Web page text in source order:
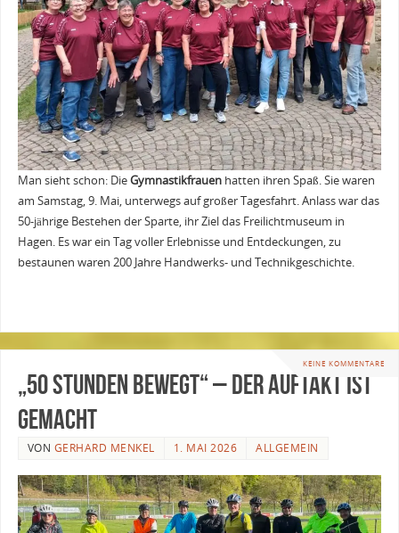
Man sieht schon: DieGymnastikfrauenhatten ihren Spaß. Sie waren
am Samstag, 9. Mai, unterwegs auf großer Tagesfahrt. Anlass war das
50-jährige Bestehen der Sparte, ihr Ziel das Freilichtmuseum in
Hagen. Es war ein Tag voller Erlebnisse und Entdeckungen, zu
bestaunen waren 200 Jahre Handwerks- und Technikgeschichte.
KEINE KOMMENTARE
„50 Stunden bewegt“ – der Auftakt ist
gemacht
VON GERHARD MENKEL 1. MAI 2026 ALLGEMEIN